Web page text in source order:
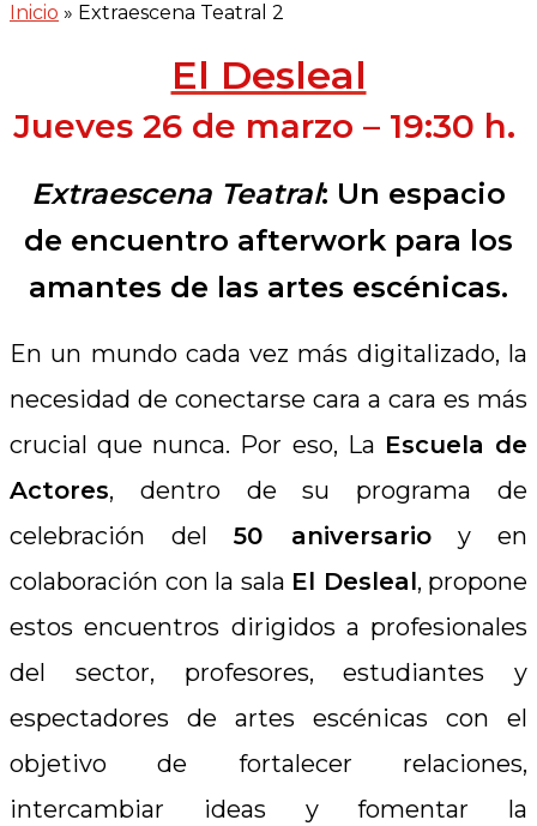
Inicio » Extraescena Teatral 2
El Desleal
Jueves 26 de marzo – 19:30 h.
Extraescena Teatral: Un espacio
de encuentro afterwork para los
amantes de las artes escénicas.
En un mundo cada vez más digitalizado, la
necesidad de conectarse cara a cara es más
crucial que nunca. Por eso, La Escuela de
Actores, dentro de su programa de
celebración del50 aniversarioy en
colaboración con la sala El Desleal, propone
estos encuentros dirigidos a profesionales
del sector, profesores, estudiantes y
espectadores de artes escénicas con el
objetivo de fortalecer relaciones,
intercambiar ideas y fomentar la